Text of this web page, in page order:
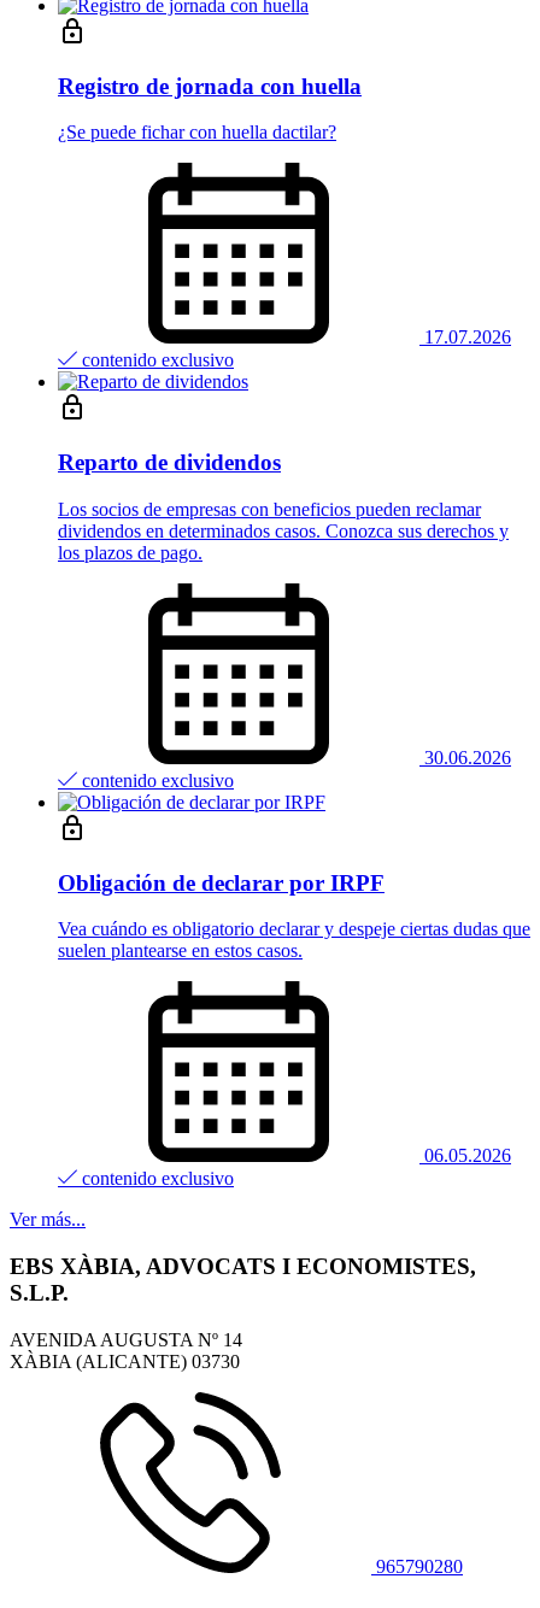
Registro de jornada con huella
¿Se puede fichar con huella dactilar?
17.07.2026
contenido exclusivo
Reparto de dividendos
Los socios de empresas con beneficios pueden reclamar
dividendos en determinados casos. Conozca sus derechos y
los plazos de pago.
30.06.2026
contenido exclusivo
Obligación de declarar por IRPF
Vea cuándo es obligatorio declarar y despeje ciertas dudas que
suelen plantearse en estos casos.
06.05.2026
contenido exclusivo
Ver más...
EBS XÀBIA, ADVOCATS I ECONOMISTES,
S.L.P.
AVENIDA AUGUSTA Nº 14
XÀBIA (ALICANTE) 03730
965790280